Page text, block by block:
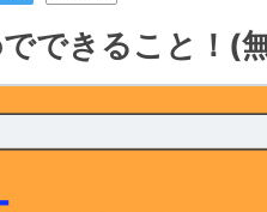
できること！(